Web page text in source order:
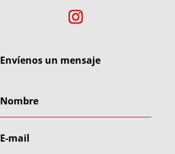
Envíenos un mensaje